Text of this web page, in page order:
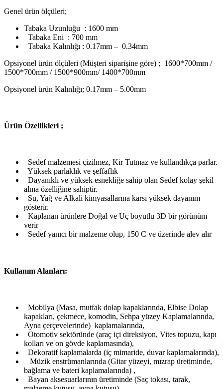
Genel ürün ölçüleri;
Tabaka Uzunluğu : 1600 mm
Tabaka Eni : 700 mm
Tabaka Kalınlığı : 0.17mm – 0.34mm
Opsiyonel ürün ölçüleri (Müşteri siparişine göre) ; 1600*700mm /
1500*700mm / 1500*900mm/ 1400*700mm
Opsiyonel ürün Kalınlığı; 0.17mm – 5.00mm
Ürün Özellikleri ;
Sedef malzemesi çizilmez, Kir Tutmaz ve kullandıkça parlar.
Yüksek parlaklık ve şeffaflık
Dayanıklı ve yüksek esnekliğe sahip olan Sedef kolay şekil
alma özelliğine sahiptir.
Su, Yağ ve Alkali kimyasallarına karsı yüksek dayanım
gösterir.
Kaplanan ürünlere Doğal ve Uç boyutlu 3D bir görünüm
verir
Sedef yanıcı bir malzeme olup, 150 C ve üzerinde alev alır
Kullanım Alanları:
Mobilya (Masa, mutfak dolap kapaklarında, Elbise Dolap
kapakları, çekmece, komodin, Sehpa yüzey Kaplamalarında,
Ayna çerçevelerinde) kaplamalarında,
Otomotiv sektöründe (araç içi direksiyon, Vites topuzu, kapı
kolları ve on gövde kaplamasında),
Dekoratif kaplamalarda (iç mimaride, duvar kaplamalarında),
Müzik enstrümanlarında (Gitar yüzeyi, mızrap üretiminde,
bağlama ve bateri kaplamalarında) ,
Bayan aksesuarlarının üretiminde (Saç tokası, tarak,